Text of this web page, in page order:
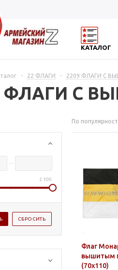
КАТАЛОГ
- 22 ФЛАГИ - 2209 ФЛАГИ С
ФЛАГИ С
2 100
По
Флаг
вышитым
(70x110)